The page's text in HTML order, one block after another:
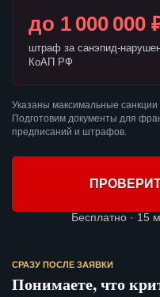
до 1 000 000
штраф за санэпид-
КоАП РФ
Указаны максимальные
Подготовим документы для
предписаний и штрафов.
Бесплатно · 15
СРАЗУ ПОСЛЕ ЗАЯВКИ
Понимаете, что